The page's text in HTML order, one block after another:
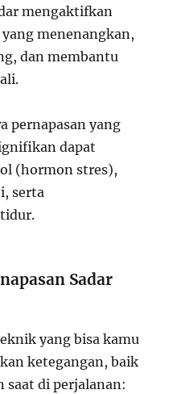
mengaktifkan
menenangkan,
dan membantu
pernapasan yang
dapat
(hormon stres),
serta
Sadar
yang bisa kamu
ketegangan, baik
saat di perjalanan: